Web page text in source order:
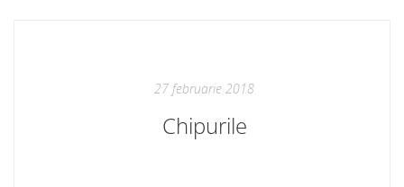
27 februarie 2018
Chipurile